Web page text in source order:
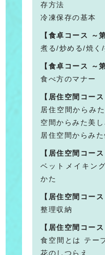
存方法
冷凍保存の基本
【食卓コース ～
煮る/炒める/焼く
【食卓コース ～
食べ方のマナー
【居住空間コー
居住空間からみ
空間からみた美し
居住空間からみ
【居住空間コー
ベットメイキン
かた
【居住空間コー
整理収納
【居住空間コー
食空間とは テー
花のしつらえ